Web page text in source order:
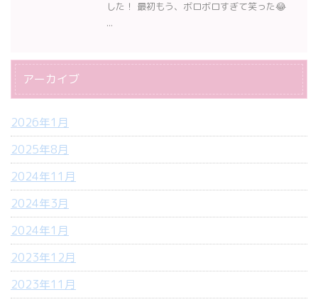
した！ 最初もう、ボロボロすぎて笑った😂
...
アーカイブ
2026年1月
2025年8月
2024年11月
2024年3月
2024年1月
2023年12月
2023年11月